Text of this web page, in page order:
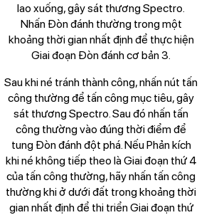
lao xuống, gây sát thương Spectro.
Nhấn Đòn đánh thường trong một
khoảng thời gian nhất định để thực hiện
Giai đoạn Đòn đánh cơ bản 3.
Sau khi né tránh thành công, nhấn nút tấn
công thường để tấn công mục tiêu, gây
sát thương Spectro. Sau đó nhấn tấn
công thường vào đúng thời điểm để
tung Đòn đánh đột phá. Nếu Phản kích
khi né không tiếp theo là Giai đoạn thứ 4
của tấn công thường, hãy nhấn tấn công
thường khi ở dưới đất trong khoảng thời
gian nhất định để thi triển Giai đoạn thứ